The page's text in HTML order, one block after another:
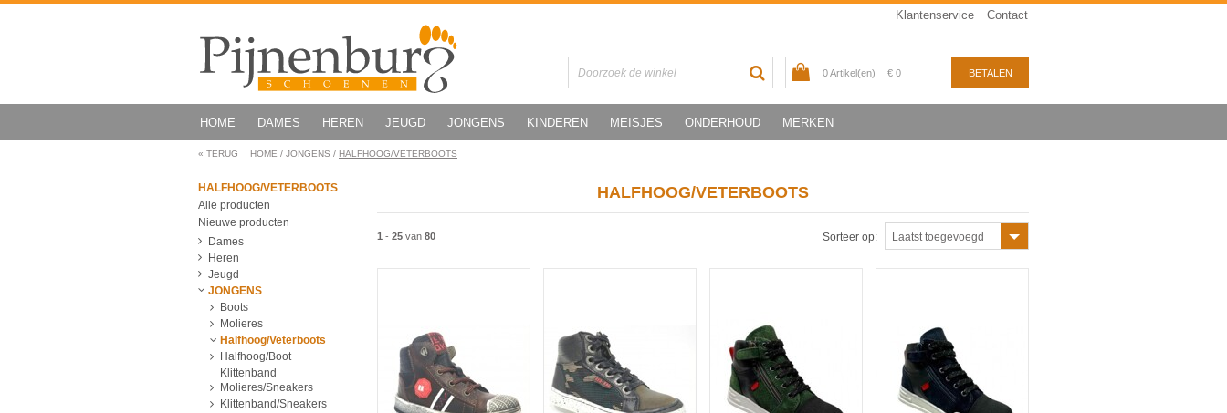
Klantenservice Contact
0 Artikel(en) € 0 BETALEN
HOME DAMES HEREN JEUGD JONGENS KINDEREN MEISJES ONDERHOUD MERKEN
« TERUG HOME / JONGENS / HALFHOOG/VETERBOOTS
HALFHOOG/VETERBOOTS
Alle producten
Nieuwe producten
Dames
Heren
Jeugd
JONGENS
Boots
Molieres
Halfhoog/Veterboots
Halfhoog/Boot
Klittenband
Molieres/Sneakers
Klittenband/Sneakers
HALFHOOG/VETERBOOTS
1 - 25 van 80 Sorteer op: Laatst toegevoegd